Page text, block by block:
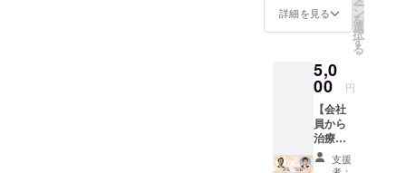
ポート
の11種
得】 ・
学習会
・腰痛
個別サ
ポー
ト ・
症状別
は、緩
消法の
員が習
得でき
るよ
う、11
種類の
サポー
トを
越しの
経験し
たぎっ
くり腰
をきっ
かけに
整骨院
に通院
定技術
者でも
ある渡
氏。 10
年間、
整体と
栄養素
療法に
取り組
んでき
たが、
詳細を見る ー
ン
を
選
択
す
る
5,0
00 円
【会社
員から
治療家
へ 坂戸
先生と
支援